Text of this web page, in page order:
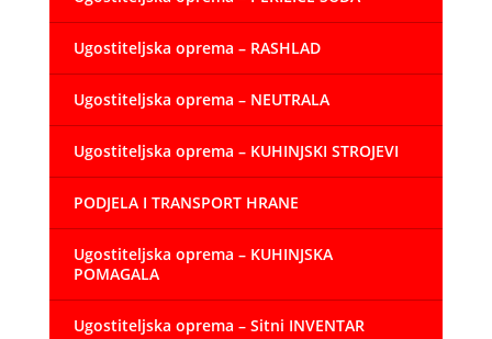
Ugostiteljska oprema – RASHLAD
Ugostiteljska oprema – NEUTRALA
Ugostiteljska oprema – KUHINJSKI STROJEVI
PODJELA I TRANSPORT HRANE
Ugostiteljska oprema – KUHINJSKA
POMAGALA
Ugostiteljska oprema – Sitni INVENTAR